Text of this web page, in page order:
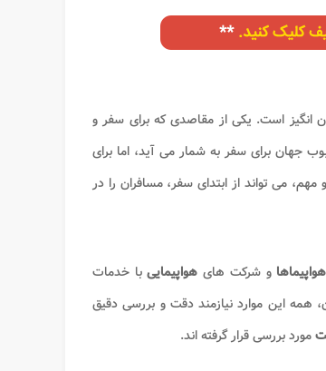
است. یکی از مقاصدی که برای سفر و
جهان برای سفر به شمار می آید، اما برای
می تواند از ابتدای سفر، مسافران را در
هواپیماهاو شرکت های هواپیماییبا خدمات
همه این موارد نیازمند دقت و بررسی دقیق
مورد بررسی قرار گرفته اند.